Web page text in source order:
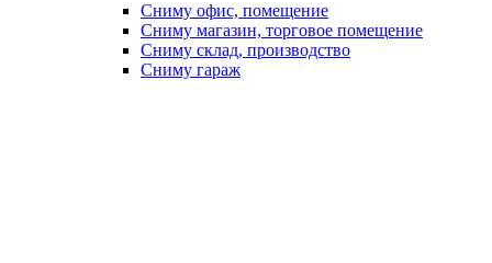
Сниму офис, помещение
Сниму магазин, торговое помещение
Сниму склад, производство
Сниму гараж